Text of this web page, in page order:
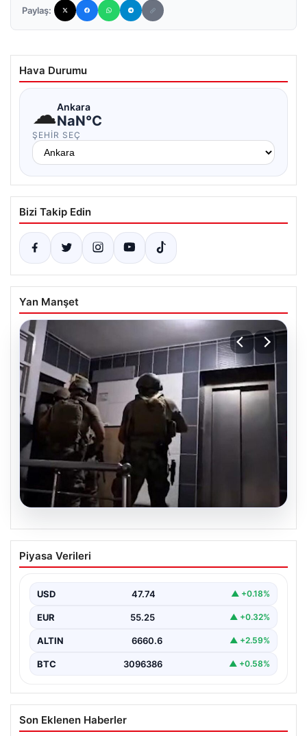
Paylaş:
Hava Durumu
☁Ankara
NaN°C
ŞEHIR SEÇ
Bizi Takip Edin
Yan Manşet
İntihar Eden Kişinin Mektubunda Ortaya
Çıkan İsimler ile Milyarlık Tefecilik
Elazığ'da, tefecilere borçlandığını belirterek yaşamına
alan…
Piyasa Verileri
USD 47.74 ▲ +0.18%
EUR 55.25 ▲ +0.32%
ALTIN 6660.6 ▲ +2.59%
BTC 3096386 ▲ +0.58%
Son Eklenen Haberler